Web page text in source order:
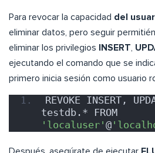
Para revocar la capacidad del
eliminar datos, pero seguir
eliminar los privilegios
INSERT,
ejecutando el comando que se
primero inicia sesión como usuario
REVOKE INSERT,
'localuser' @